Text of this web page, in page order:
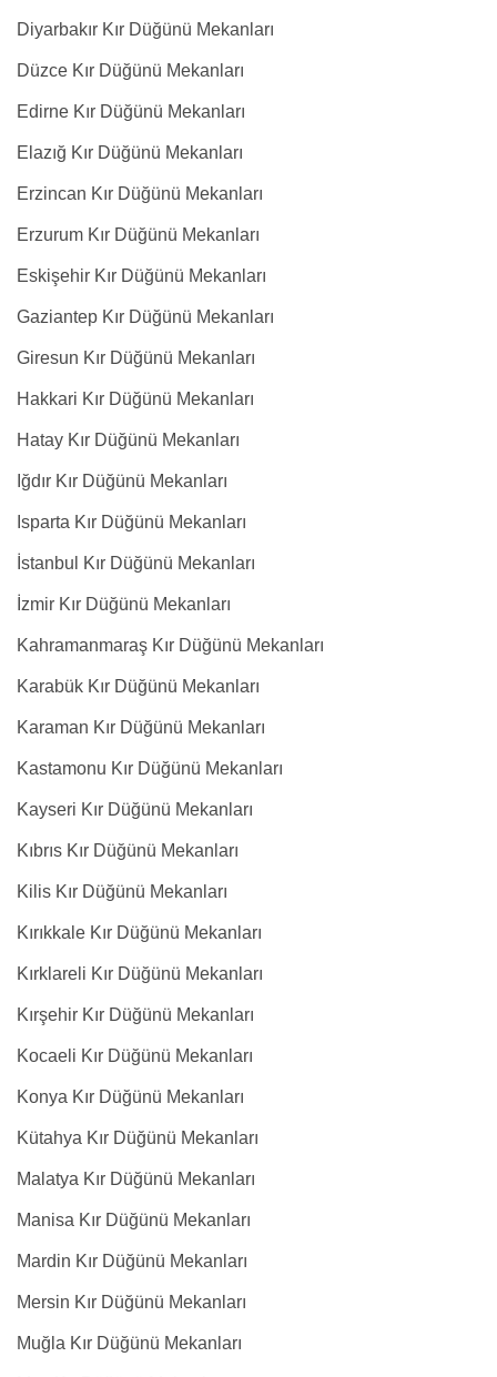
Diyarbakır Kır Düğünü Mekanları
Düzce Kır Düğünü Mekanları
Edirne Kır Düğünü Mekanları
Elazığ Kır Düğünü Mekanları
Erzincan Kır Düğünü Mekanları
Erzurum Kır Düğünü Mekanları
Eskişehir Kır Düğünü Mekanları
Gaziantep Kır Düğünü Mekanları
Giresun Kır Düğünü Mekanları
Hakkari Kır Düğünü Mekanları
Hatay Kır Düğünü Mekanları
Iğdır Kır Düğünü Mekanları
Isparta Kır Düğünü Mekanları
İstanbul Kır Düğünü Mekanları
İzmir Kır Düğünü Mekanları
Kahramanmaraş Kır Düğünü Mekanları
Karabük Kır Düğünü Mekanları
Karaman Kır Düğünü Mekanları
Kastamonu Kır Düğünü Mekanları
Kayseri Kır Düğünü Mekanları
Kıbrıs Kır Düğünü Mekanları
Kilis Kır Düğünü Mekanları
Kırıkkale Kır Düğünü Mekanları
Kırklareli Kır Düğünü Mekanları
Kırşehir Kır Düğünü Mekanları
Kocaeli Kır Düğünü Mekanları
Konya Kır Düğünü Mekanları
Kütahya Kır Düğünü Mekanları
Malatya Kır Düğünü Mekanları
Manisa Kır Düğünü Mekanları
Mardin Kır Düğünü Mekanları
Mersin Kır Düğünü Mekanları
Muğla Kır Düğünü Mekanları